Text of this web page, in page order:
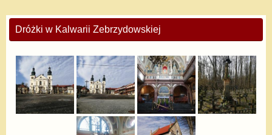
Dróżki w Kalwarii Zebrzydowskiej